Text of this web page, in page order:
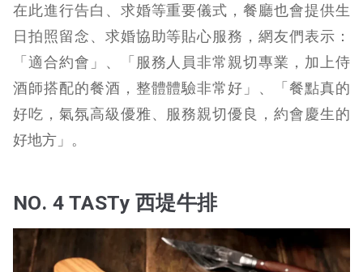
在此進行告白、求婚等重要儀式，餐廳也會提供生
日拍照留念、求婚協助等貼心服務，網友們表示：
「適合約會」、「服務人員非常親切專業，加上侍
酒師搭配的餐酒，整體體驗非常好」、「餐點真的
好吃，氣氛高級優雅、服務親切優良，約會慶生的
好地方」。
NO. 4 TASTy 西堤牛排